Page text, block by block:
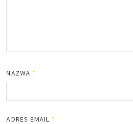
NAZWA *
ADRES EMAIL *